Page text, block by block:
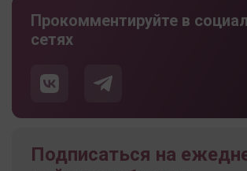
Прокомментируйте в
сетях
Подписаться на